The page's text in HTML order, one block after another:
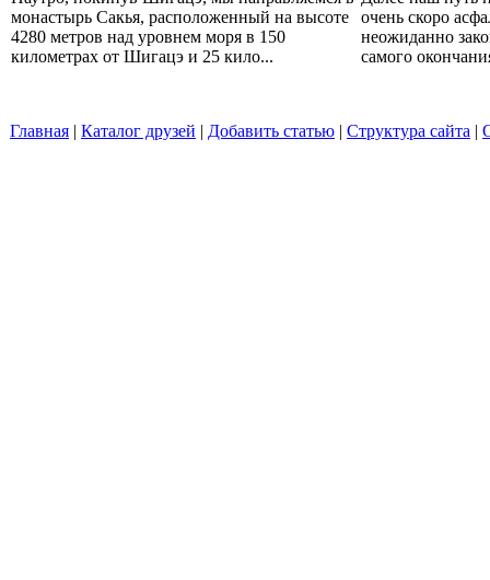
монастырь Сакья, расположенный на высоте
4280 метров над уровнем моря в 150
километрах от Шигацэ и 25 кило...
очень скоро
неожиданно
самого
Главная | Каталог друзей | Добавить статью | Структура сайта |